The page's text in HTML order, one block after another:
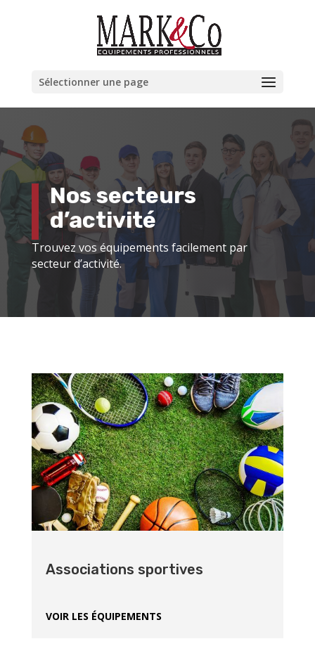
Sélectionner une page
Nos secteurs
d’activité
Trouvez vos équipements facilement par
secteur d’activité.
Associations sportives
VOIR LES ÉQUIPEMENTS